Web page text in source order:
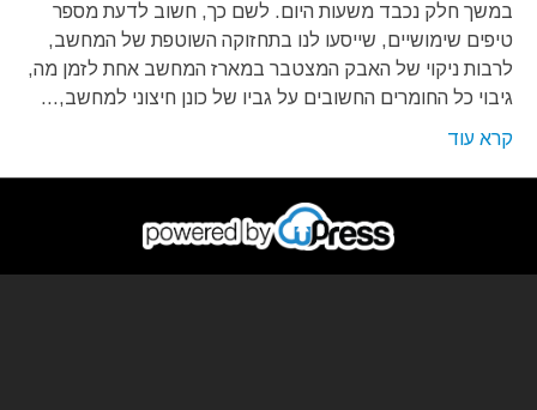
במשך חלק נכבד משעות היום. לשם כך, חשוב לדעת מספר
טיפים שימושיים, שייסעו לנו בתחזוקה השוטפת של המחשב,
לרבות ניקוי של האבק המצטבר במארז המחשב אחת לזמן מה,
גיבוי כל החומרים החשובים על גביו של כונן חיצוני למחשב,…
קרא עוד